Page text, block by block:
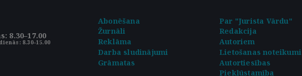
8.30–17.00
8.30–15.00
Abonēšana
Par "Jurista Vārdu"
Žurnāli
Redakcija
Reklāma
Autoriem
Darba sludinājumi
Lietošanas noteikumi
Grāmatas
Autortiesības
Piekļūstamība